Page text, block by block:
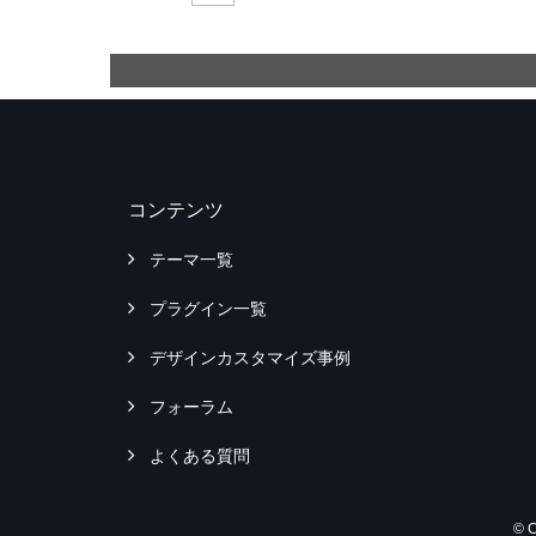
コンテンツ
テーマ一覧
プラグイン一覧
デザインカスタマイズ事例
フォーラム
よくある質問
©